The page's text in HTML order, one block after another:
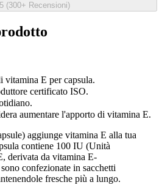
(300+ Recensioni)
vitamina E per capsula.
certificato ISO.
aumentare l'apporto di vitamina E.
aggiunge vitamina E alla tua
contiene 100 IU (Unità
derivata da vitamina E-
confezionate in sacchetti
fresche più a lungo.